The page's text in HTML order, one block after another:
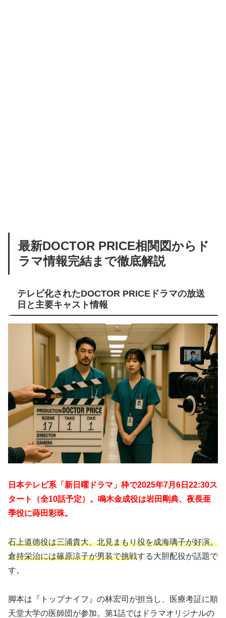
最新DOCTOR PRICE相関図からド
ラマ情報完結まで徹底解説
テレビ化されたDOCTOR PRICEドラマの放送
日と主要キャスト情報
日本テレビ系「新日曜ドラマ」枠で2025年7月6日22:30ス
タート（全10話予定）。鳴木金成役は岩田剛典、夜長亜
季役に蒔田彩珠。
石上道徳役は三浦貴大、北見まもり役を成海璃子が好演。
倉持栄治には篠原涼子が男装で挑戦する大胆配役が話題で
す。
脚本は『トップナイフ』の林宏司が担当し、医療考証に順
天堂大学の医師団が参加。第1話ではドラマオリジナルの